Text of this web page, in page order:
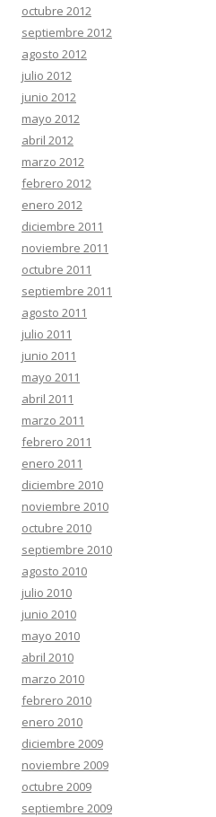
octubre 2012
septiembre 2012
agosto 2012
julio 2012
junio 2012
mayo 2012
abril 2012
marzo 2012
febrero 2012
enero 2012
diciembre 2011
noviembre 2011
octubre 2011
septiembre 2011
agosto 2011
julio 2011
junio 2011
mayo 2011
abril 2011
marzo 2011
febrero 2011
enero 2011
diciembre 2010
noviembre 2010
octubre 2010
septiembre 2010
agosto 2010
julio 2010
junio 2010
mayo 2010
abril 2010
marzo 2010
febrero 2010
enero 2010
diciembre 2009
noviembre 2009
octubre 2009
septiembre 2009